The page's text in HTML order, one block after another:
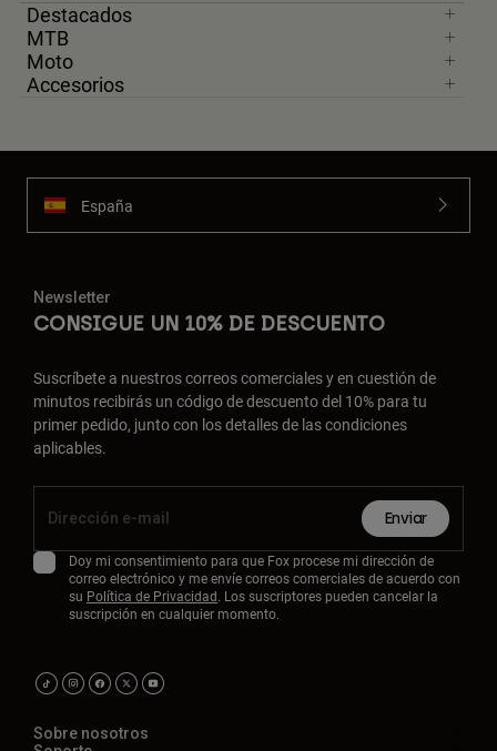
Destacados
MTB
Moto
Accesorios
España
Newsletter
CONSIGUE UN 10% DE DESCUENTO
Suscríbete a nuestros correos comerciales y en cuestión de
minutos recibirás un código de descuento del 10% para tu
primer pedido, junto con los detalles de las condiciones
aplicables.
Enviar
Doy mi consentimiento para que Fox procese mi dirección de
correo electrónico y me envíe correos comerciales de acuerdo con
su Política de Privacidad. Los suscriptores pueden cancelar la
suscripción en cualquier momento.
Sobre nosotros